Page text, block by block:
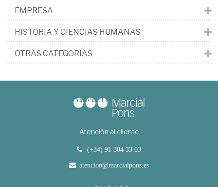
EMPRESA
HISTORIA Y CIENCIAS HUMANAS
OTRAS CATEGORÍAS
Atención al cliente
(+34) 91 304 33 03
atencion@marcialpons.es